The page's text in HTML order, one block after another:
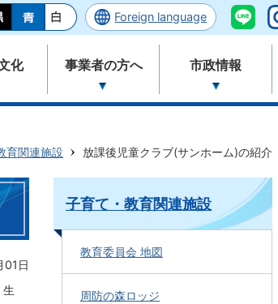
Foreign language
化 事業者の方へ 市政情報
育関連施設 放課後児童クラブ(サンホーム)の紹介
01日
生
子育て・教育関連施設
教育委員会 地図
周防の森ロッジ